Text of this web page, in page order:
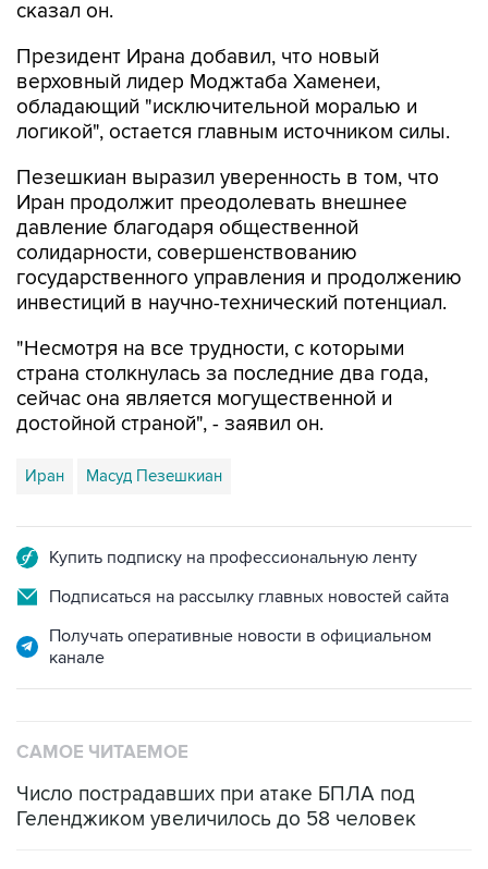
сказал он.
Президент Ирана добавил, что новый
верховный лидер Моджтаба Хаменеи,
обладающий "исключительной моралью и
логикой", остается главным источником силы.
Пезешкиан выразил уверенность в том, что
Иран продолжит преодолевать внешнее
давление благодаря общественной
солидарности, совершенствованию
государственного управления и продолжению
инвестиций в научно-технический потенциал.
"Несмотря на все трудности, с которыми
страна столкнулась за последние два года,
сейчас она является могущественной и
достойной страной", - заявил он.
Иран Масуд Пезешкиан
Купить подписку на профессиональную ленту
Подписаться на рассылку главных новостей сайта
Получать оперативные новости в официальном
канале
САМОЕ ЧИТАЕМОЕ
Число пострадавших при атаке БПЛА под
Геленджиком увеличилось до 58 человек